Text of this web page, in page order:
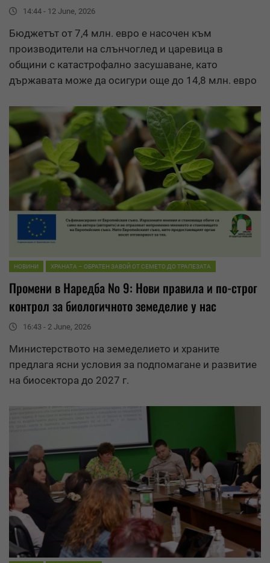
14:44 - 12 June, 2026
Бюджетът от 7,4 млн. евро е насочен към
производители на слънчоглед и царевица в
общини с катастрофално засушаване, като
държавата може да осигури още до 14,8 млн. евро
НОВИНИ ХРАНАТА – ОБРАТЕН ЗАВОЙ ОТ СЕМЕТО ДО ТРАПЕЗАТА
Промени в Наредба № 9: Нови правила и по-строг
контрол за биологичното земеделие у нас
16:43 - 2 June, 2026
Министерството на земеделието и храните
предлага ясни условия за подпомагане и развитие
на биосектора до 2027 г.